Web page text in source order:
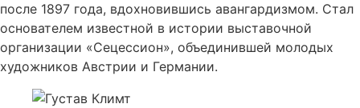
после 1897 года, вдохновившись авангардизмом. Стал
основателем известной в истории выставочной
организации «Сецессион», объединившей молодых
художников Австрии и Германии.